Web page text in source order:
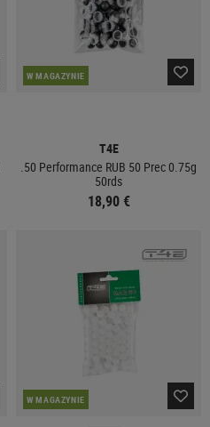
W MAGAZYNIE
T4E
.50 Performance RUB 50 Prec 0.75g
50rds
18,90 €
W MAGAZYNIE